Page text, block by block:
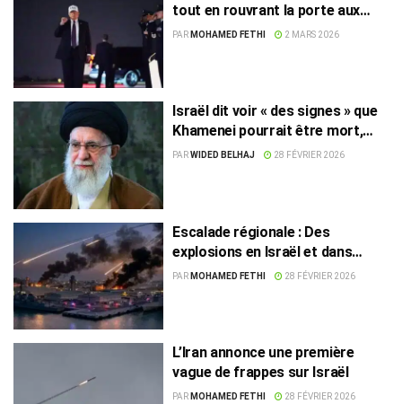
tout en rouvrant la porte aux
négociations
PAR MOHAMED FETHI 2 MARS 2026
Israël dit voir « des signes » que
Khamenei pourrait être mort,
l’Iran dément
PARWIDED BELHAJ 28 FÉVRIER 2026
Escalade régionale : Des
explosions en Israël et dans
plusieurs pays du Golfe
PAR MOHAMED FETHI 28 FÉVRIER 2026
L’Iran annonce une première
vague de frappes sur Israël
PAR MOHAMED FETHI 28 FÉVRIER 2026